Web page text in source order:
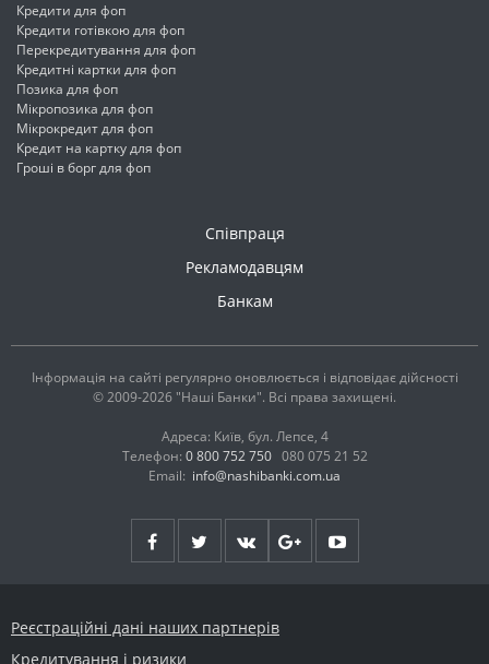
Кредити для фоп
Кредити готівкою для фоп
Перекредитування для фоп
Кредитні картки для фоп
Позика для фоп
Мікропозика для фоп
Мікрокредит для фоп
Кредит на картку для фоп
Гроші в борг для фоп
Співпраця
Рекламодавцям
Банкам
Інформація на сайті регулярно оновлюється і відповідає дійсності
© 2009-2026 "Наші Банки". Всі права захищені.
Адреса: Київ, бул. Лепсе, 4
Телефон: 0 800 752 750 080 075 21 52
Email: info@nashibanki.com.ua
Реєстраційні дані наших партнерів
Кредитування і ризики